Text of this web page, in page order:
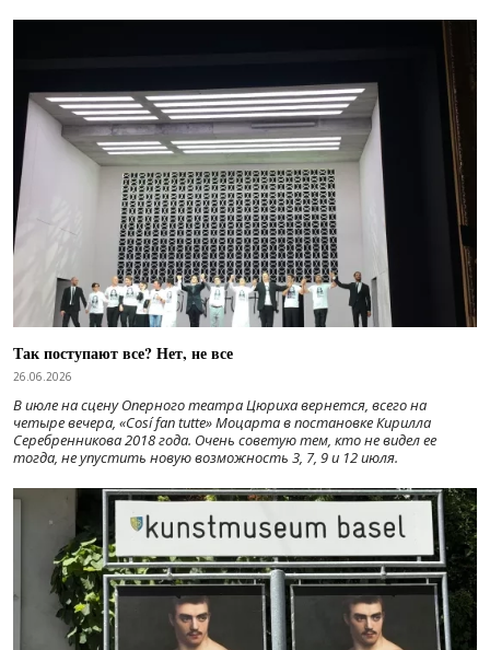
Так поступают все? Нет, не все
26.06.2026
В июле на сцену Оперного театра Цюриха вернется, всего на
четыре вечера, «Cosí fan tutte» Моцарта в постановке Кирилла
Серебренникова 2018 года. Очень советую тем, кто не видел ее
тогда, не упустить новую возможность 3, 7, 9 и 12 июля.